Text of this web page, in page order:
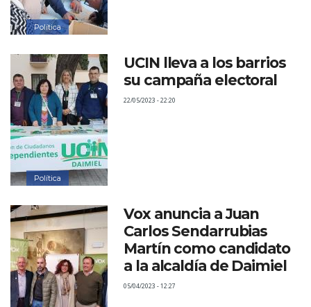
Política
Política
UCIN lleva a los barrios
su campaña electoral
22/05/2023 - 22:20
Vox anuncia a Juan
Carlos Sendarrubias
Martín como candidato
a la alcaldía de Daimiel
05/04/2023 - 12:27